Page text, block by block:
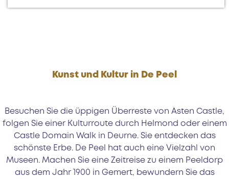
a
Kunst und Kultur in De Peel
Besuchen Sie die üppigen Überreste von Asten Castle,
folgen Sie einer Kulturroute durch Helmond oder einem
Castle Domain Walk in Deurne. Sie entdecken das
schönste Erbe. De Peel hat auch eine Vielzahl von
Museen. Machen Sie eine Zeitreise zu einem Peeldorp
aus dem Jahr 1900 in Gemert, bewundern Sie das